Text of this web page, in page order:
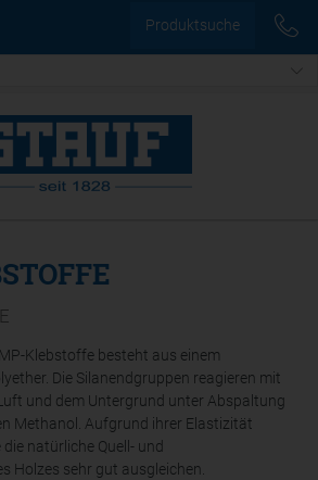
Produktsuche
Klebstoffe besteht aus einem
Die Silanendgruppen reagieren mit
und dem Untergrund unter Abspaltung
Methanol. Aufgrund ihrer Elastizität
natürliche Quell- und
Holzes sehr gut ausgleichen.